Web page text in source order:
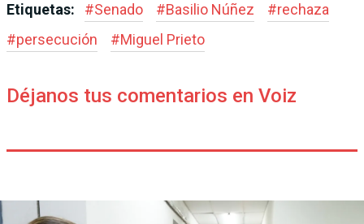
Etiquetas: #Senado #Basilio Núñez #rechaza
#persecución #Miguel Prieto
Déjanos tus comentarios en Voiz